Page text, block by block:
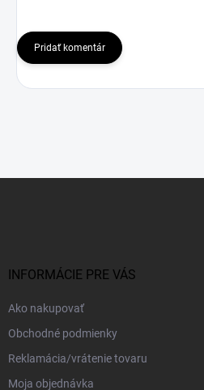
Pridať komentár
INFORMÁCIE PRE VÁS
Ako nakupovať
Obchodné podmienky
Reklamácia/vrátenie tovaru
Moja objednávka